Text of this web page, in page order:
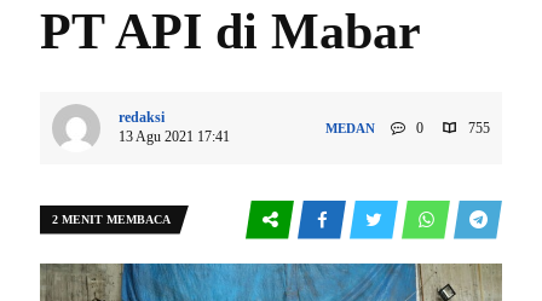
PT API di Mabar
redaksi
13 Agu 2021 17:41
MEDAN 0 755
2 MENIT MEMBACA